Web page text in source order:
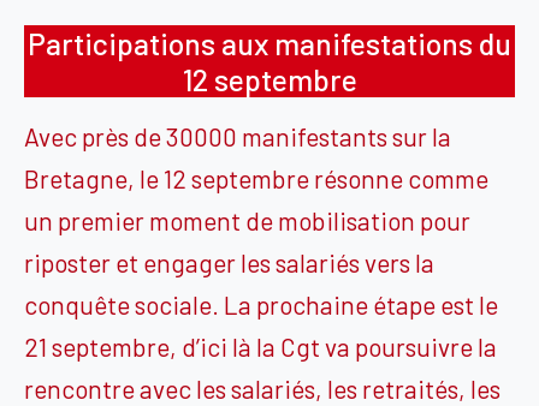
Participations aux manifestations du
12 septembre
Avec près de 30000 manifestants sur la
Bretagne, le 12 septembre résonne comme
un premier moment de mobilisation pour
riposter et engager les salariés vers la
conquête sociale. La prochaine étape est le
21 septembre, d’ici là la Cgt va poursuivre la
rencontre avec les salariés, les retraités, les